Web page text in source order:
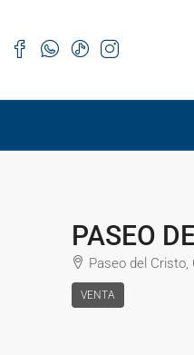
PASEO
Paseo del
VENTA